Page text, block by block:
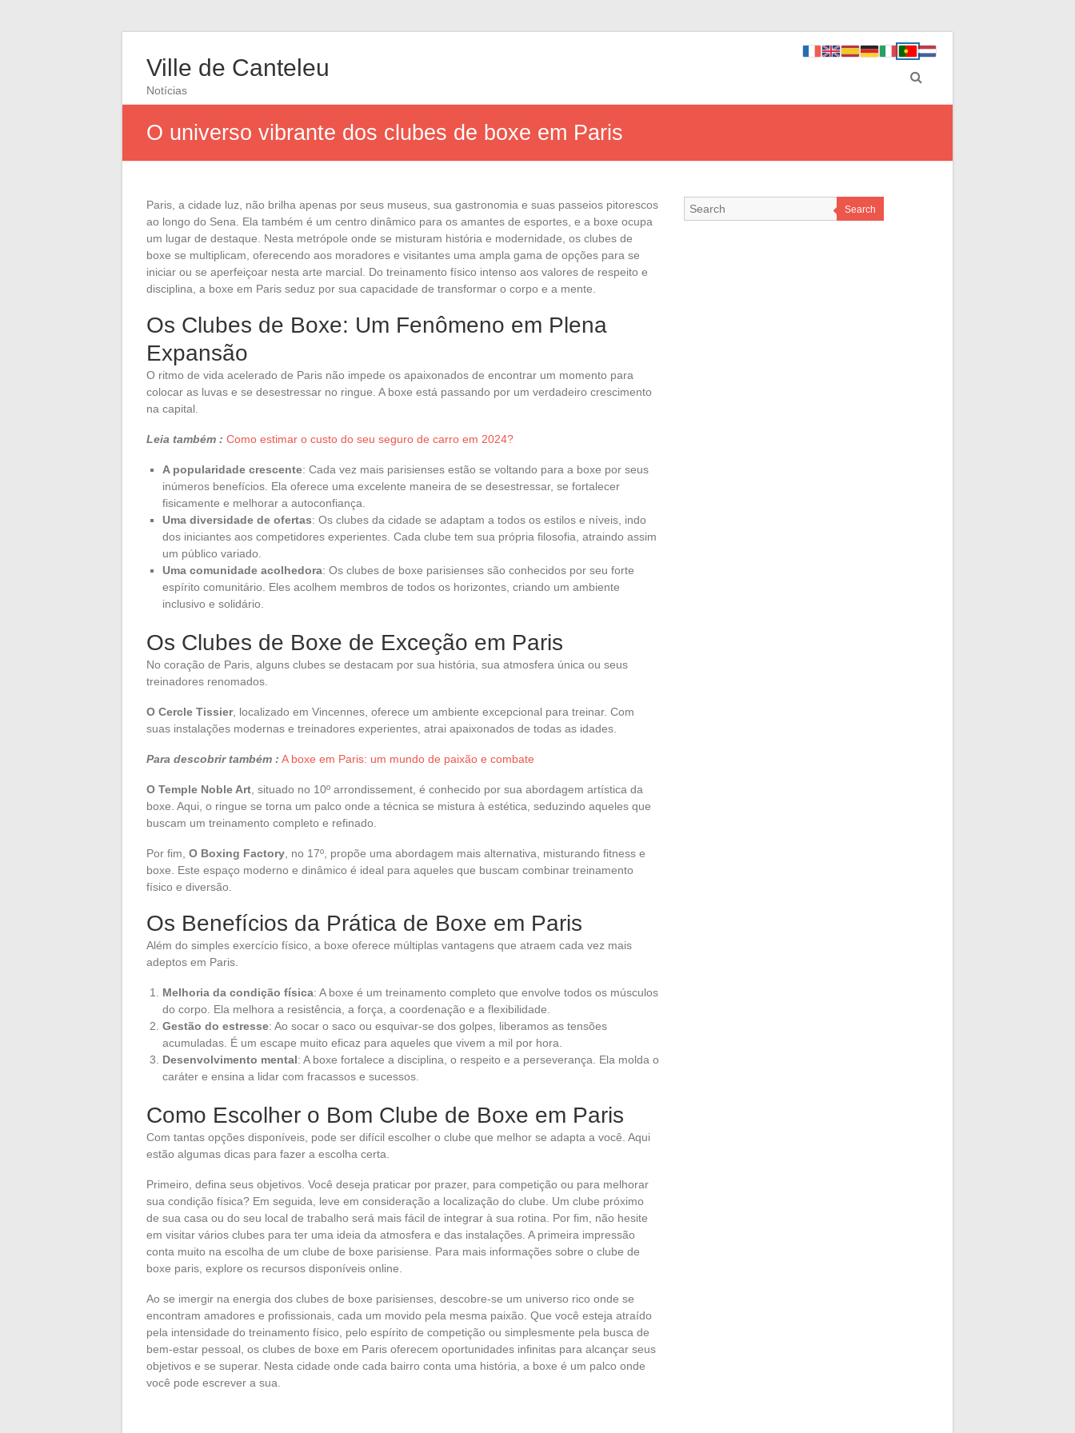
Ville de Canteleu
Notícias
O universo vibrante dos clubes de boxe em Paris
Paris, a cidade luz, não brilha apenas por seus museus, sua gastronomia e suas passeios pitorescos
ao longo do Sena. Ela também é um centro dinâmico para os amantes de esportes, e a boxe ocupa
um lugar de destaque. Nesta metrópole onde se misturam história e modernidade, os clubes de
boxe se multiplicam, oferecendo aos moradores e visitantes uma ampla gama de opções para se
iniciar ou se aperfeiçoar nesta arte marcial. Do treinamento físico intenso aos valores de respeito e
disciplina, a boxe em Paris seduz por sua capacidade de transformar o corpo e a mente.
Os Clubes de Boxe: Um Fenômeno em Plena
Expansão
O ritmo de vida acelerado de Paris não impede os apaixonados de encontrar um momento para
colocar as luvas e se desestressar no ringue. A boxe está passando por um verdadeiro crescimento
na capital.
Leia também : Como estimar o custo do seu seguro de carro em 2024?
A popularidade crescente: Cada vez mais parisienses estão se voltando para a boxe por seus
inúmeros benefícios. Ela oferece uma excelente maneira de se desestressar, se fortalecer
fisicamente e melhorar a autoconfiança.
Uma diversidade de ofertas: Os clubes da cidade se adaptam a todos os estilos e níveis, indo
dos iniciantes aos competidores experientes. Cada clube tem sua própria filosofia, atraindo assim
um público variado.
Uma comunidade acolhedora: Os clubes de boxe parisienses são conhecidos por seu forte
espírito comunitário. Eles acolhem membros de todos os horizontes, criando um ambiente
inclusivo e solidário.
Os Clubes de Boxe de Exceção em Paris
No coração de Paris, alguns clubes se destacam por sua história, sua atmosfera única ou seus
treinadores renomados.
O Cercle Tissier, localizado em Vincennes, oferece um ambiente excepcional para treinar. Com
suas instalações modernas e treinadores experientes, atrai apaixonados de todas as idades.
Para descobrir também : A boxe em Paris: um mundo de paixão e combate
O Temple Noble Art , situado no 10º arrondissement, é conhecido por sua abordagem artística da
boxe. Aqui, o ringue se torna um palco onde a técnica se mistura à estética, seduzindo aqueles que
buscam um treinamento completo e refinado.
Por fim, O Boxing Factory , no 17º, propõe uma abordagem mais alternativa, misturando fitness e
boxe. Este espaço moderno e dinâmico é ideal para aqueles que buscam combinar treinamento
físico e diversão.
Os Benefícios da Prática de Boxe em Paris
Além do simples exercício físico, a boxe oferece múltiplas vantagens que atraem cada vez mais
adeptos em Paris.
Melhoria da condição física: A boxe é um treinamento completo que envolve todos os músculos
do corpo. Ela melhora a resistência, a força, a coordenação e a flexibilidade.
Gestão do estresse: Ao socar o saco ou esquivar-se dos golpes, liberamos as tensões
acumuladas. É um escape muito eficaz para aqueles que vivem a mil por hora.
Desenvolvimento mental: A boxe fortalece a disciplina, o respeito e a perseverança. Ela molda o
caráter e ensina a lidar com fracassos e sucessos.
Como Escolher o Bom Clube de Boxe em Paris
Com tantas opções disponíveis, pode ser difícil escolher o clube que melhor se adapta a você. Aqui
estão algumas dicas para fazer a escolha certa.
Primeiro, defina seus objetivos. Você deseja praticar por prazer, para competição ou para melhorar
sua condição física? Em seguida, leve em consideração a localização do clube. Um clube próximo
de sua casa ou do seu local de trabalho será mais fácil de integrar à sua rotina. Por fim, não hesite
em visitar vários clubes para ter uma ideia da atmosfera e das instalações. A primeira impressão
conta muito na escolha de um clube de boxe parisiense. Para mais informações sobre o clube de
boxe paris, explore os recursos disponíveis online.
Ao se imergir na energia dos clubes de boxe parisienses, descobre-se um universo rico onde se
encontram amadores e profissionais, cada um movido pela mesma paixão. Que você esteja atraído
pela intensidade do treinamento físico, pelo espírito de competição ou simplesmente pela busca de
bem-estar pessoal, os clubes de boxe em Paris oferecem oportunidades infinitas para alcançar seus
objetivos e se superar. Nesta cidade onde cada bairro conta uma história, a boxe é um palco onde
você pode escrever a sua.
Search